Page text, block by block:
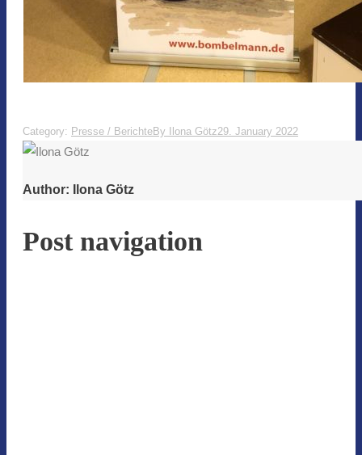
Category: Presse / BerichteBy Ilona Götz29. January 2022
Author: Ilona Götz
Post navigation